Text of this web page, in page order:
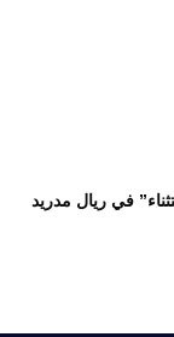
في ريال مدريد